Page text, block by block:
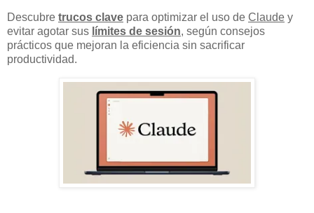
Descubre trucos clave para optimizar el uso de Claude y
evitar agotar sus límites de sesión, según consejos
prácticos que mejoran la eficiencia sin sacrificar
productividad.